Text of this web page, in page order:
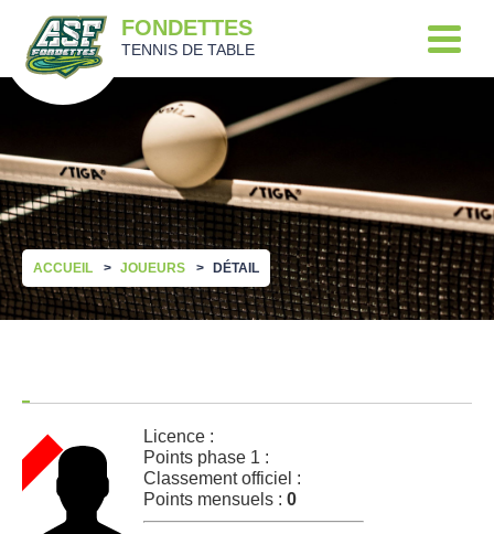
FONDETTES
TENNIS DE TABLE
ACCUEIL JOUEURS DÉTAIL
Licence :
Points phase 1 :
Classement officiel :
Points mensuels : 0